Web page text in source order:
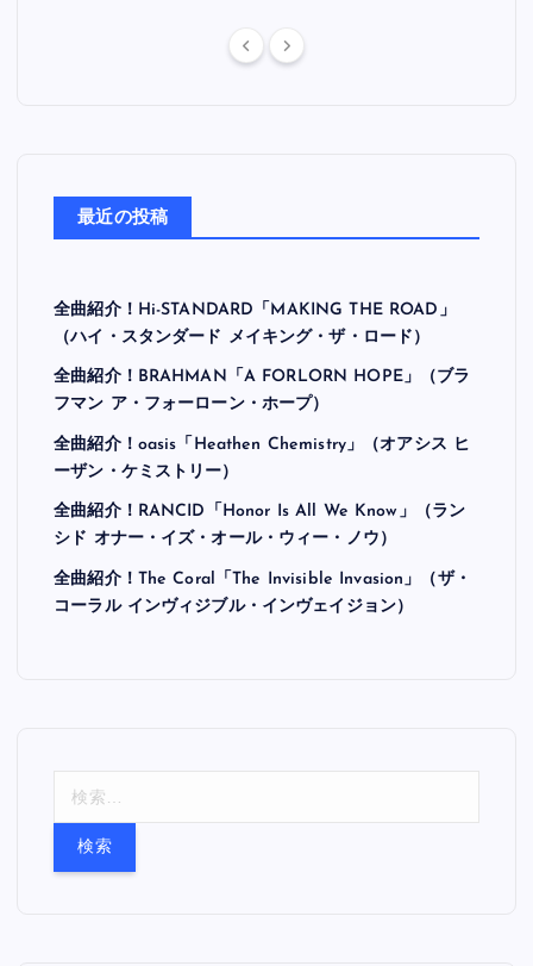
最近の投稿
全曲紹介！Hi-STANDARD「MAKING THE ROAD」
（ハイ・スタンダード メイキング・ザ・ロード）
全曲紹介！BRAHMAN「A FORLORN HOPE」（ブラ
フマン ア・フォーローン・ホープ）
全曲紹介！oasis「Heathen Chemistry」（オアシス ヒ
ーザン・ケミストリー）
全曲紹介！RANCID「Honor Is All We Know」（ラン
シド オナー・イズ・オール・ウィー・ノウ）
全曲紹介！The Coral「The Invisible Invasion」（ザ・
コーラル インヴィジブル・インヴェイジョン）